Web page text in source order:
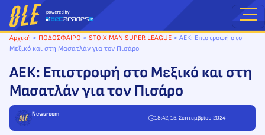
Μετάβαση
στο
περιεχόμενο
Αρχική > ΠΟΔΟΣΦΑΙΡΟ > STOIXIMAN SUPER LEAGUE > ΑΕΚ: Επιστροφή στο
Μεξικό και στη Μασατλάν για τον Πισάρο
ΑΕΚ: Επιστροφή στο Μεξικό και στη
Μασατλάν για τον Πισάρο
Newsroom
18:42, 15. Σεπτεμβρίου 2024